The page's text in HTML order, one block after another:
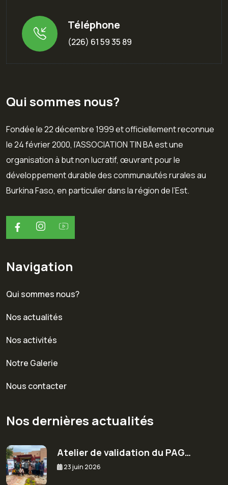
Téléphone
(226) 61 59 35 89
Qui sommes nous?
Fondée le 22 décembre 1999 et officiellement reconnue
le 24 février 2000, l’ASSOCIATION TIN BA est une
organisation à but non lucratif, œuvrant pour le
développement durable des communautés rurales au
Burkina Faso, en particulier dans la région de l’Est.
Navigation
Qui sommes nous?
Nos actualités
Nos activités
Notre Galerie
Nous contacter
Nos dernières actualités
Atelier de validation du PAG…
23 juin 2026